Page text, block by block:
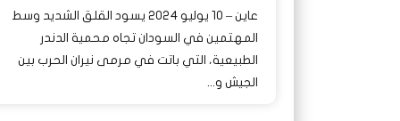
عاين – 10 يوليو 2024 يسود القلق الشديد وسط
المهتمين في السودان تجاه محمية الدندر
الطبيعية، التي باتت في مرمى نيران الحرب بين
الجيش و...